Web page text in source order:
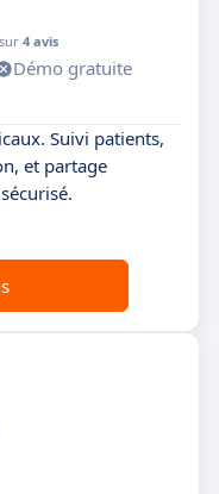
4 avis
Démo gratuite
Suivi patients,
et partage